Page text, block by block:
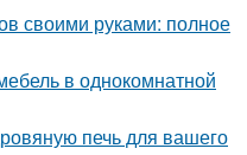
своими руками: полное
в однокомнатной
печь для вашего